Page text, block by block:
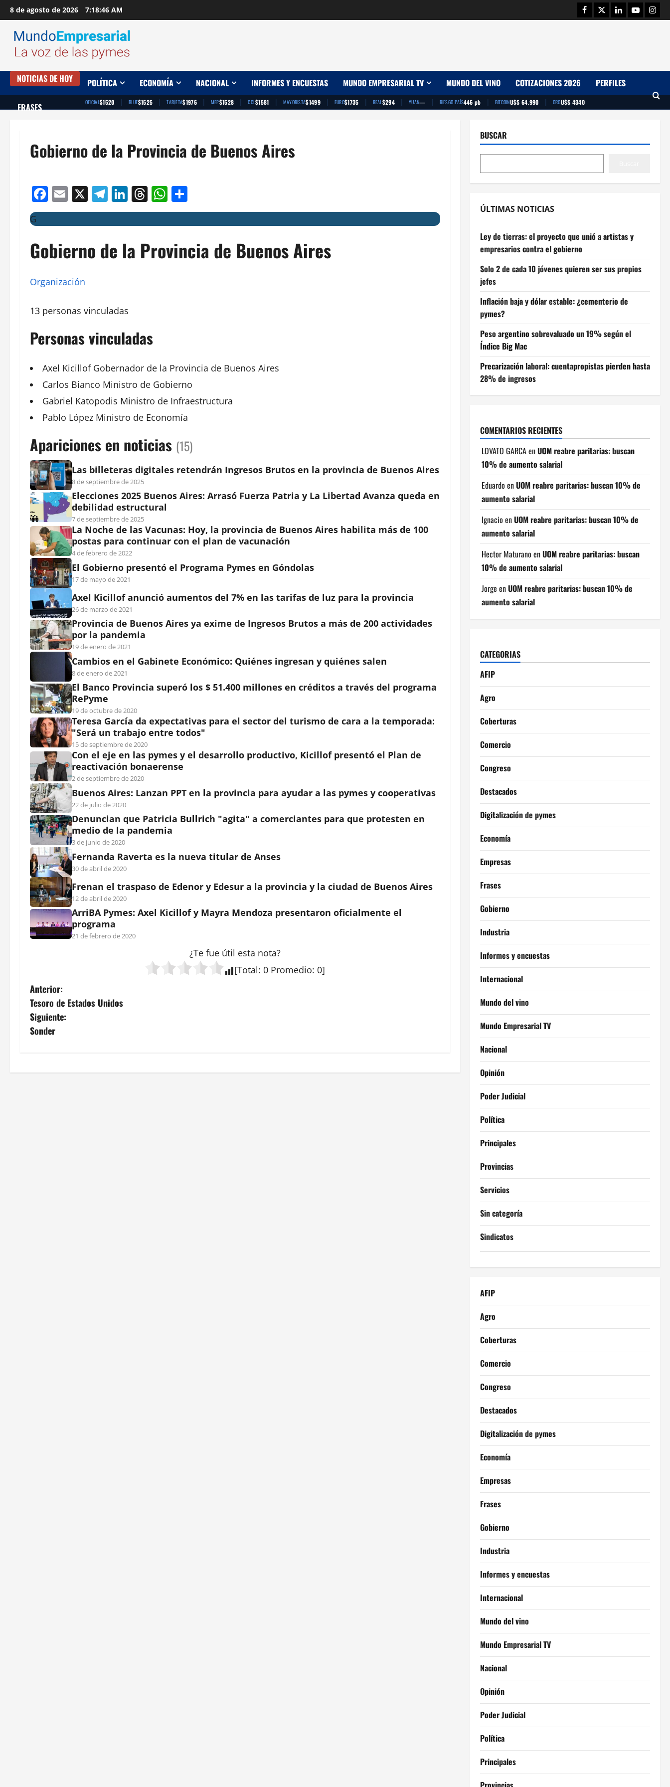
Saltar
al
contenido
8 de agosto de 2026 7:18:47 AM Facebook
TwitterLinkedinYoutube
NOTICIAS DE HOY POLÍTICA ECONOMÍA NACIONAL INFORMES Y ENCUESTAS MUNDO EMPRESARIAL TV MUNDO DEL VINO COTIZACIONES 2026 PERFILES
FRASES OFICIAL$1520 | BLUE$1525 | TARJETA$1976 | MEP$1528 | CCL$1581 | MAYORISTA$1499 | EURO$1735 | REAL$294 | YUAN— | RIESGO PAÍS446 pb | BITCOINU$S 64.990 | OROU$S 4340
Gobierno de la Provincia de Buenos Aires
Facebook
Email
X Telegram
LinkedIn
Threads
WhatsApp
G
Gobierno de la Provincia de Buenos Aires
Organización
13 personas vinculadas
Personas vinculadas
Axel Kicillof Gobernador de la Provincia de Buenos Aires
Carlos Bianco Ministro de Gobierno
Gabriel Katopodis Ministro de Infraestructura
Pablo López Ministro de Economía
Apariciones en noticias (15)
Las billeteras digitales retendrán Ingresos Brutos en la provincia de Buenos Aires
8 de septiembre de 2025
Elecciones 2025 Buenos Aires: Arrasó Fuerza Patria y La Libertad Avanza queda en
debilidad estructural
7 de septiembre de 2025
La Noche de las Vacunas: Hoy, la provincia de Buenos Aires habilita más de 100
postas para continuar con el plan de vacunación
4 de febrero de 2022
El Gobierno presentó el Programa Pymes en Góndolas
17 de mayo de 2021
Axel Kicillof anunció aumentos del 7% en las tarifas de luz para la provincia
26 de marzo de 2021
Provincia de Buenos Aires ya exime de Ingresos Brutos a más de 200 actividades
por la pandemia
19 de enero de 2021
Cambios en el Gabinete Económico: Quiénes ingresan y quiénes salen
8 de enero de 2021
El Banco Provincia superó los $ 51.400 millones en créditos a través del programa
RePyme
19 de octubre de 2020
Teresa García da expectativas para el sector del turismo de cara a la temporada:
"Será un trabajo entre todos"
15 de septiembre de 2020
Con el eje en las pymes y el desarrollo productivo, Kicillof presentó el Plan de
reactivación bonaerense
2 de septiembre de 2020
Buenos Aires: Lanzan PPT en la provincia para ayudar a las pymes y cooperativas
22 de julio de 2020
Denuncian que Patricia Bullrich "agita" a comerciantes para que protesten en
medio de la pandemia
3 de junio de 2020
Fernanda Raverta es la nueva titular de Anses
30 de abril de 2020
Frenan el traspaso de Edenor y Edesur a la provincia y la ciudad de Buenos Aires
12 de abril de 2020
ArriBA Pymes: Axel Kicillof y Mayra Mendoza presentaron oficialmente el
programa
21 de febrero de 2020
¿Te fue útil esta nota?
[Total: 0 Promedio: 0]
N
a
v
g
Anterior:
Tesoro de Estados Unidos
Siguiente:
Sonder
BUSCAR
ÚLTIMAS NOTICIAS
Ley de tierras: el proyecto que unió a artistas y
empresarios contra el gobierno
Solo 2 de cada 10 jóvenes quieren ser sus propios
jefes
Inflación baja y dólar estable: ¿cementerio de
pymes?
Peso argentino sobrevaluado un 19% según el
Índice Big Mac
Precarización laboral: cuentapropistas pierden hasta
28% de ingresos
COMENTARIOS RECIENTES
LOVATO GARCAenUOM reabre paritarias: buscan
10% de aumento salarial
Eduardo enUOM reabre paritarias: buscan 10% de
aumento salarial
Ignacio enUOM reabre paritarias: buscan 10% de
aumento salarial
Hector Maturano enUOM reabre paritarias: buscan
10% de aumento salarial
Jorge enUOM reabre paritarias: buscan 10% de
aumento salarial
CATEGORIAS
AFIP
Agro
Coberturas
Comercio
Congreso
Destacados
Digitalización de pymes
Economía
Empresas
Frases
Gobierno
Industria
Informes y encuestas
Internacional
Mundo del vino
Mundo Empresarial TV
Nacional
Opinión
Poder Judicial
Política
Principales
Provincias
Servicios
Sin categoría
Sindicatos
AFIP
Agro
Coberturas
Comercio
Congreso
Destacados
Digitalización de pymes
Economía
Empresas
Frases
Gobierno
Industria
Informes y encuestas
Internacional
Mundo del vino
Mundo Empresarial TV
Nacional
Opinión
Poder Judicial
Política
Principales